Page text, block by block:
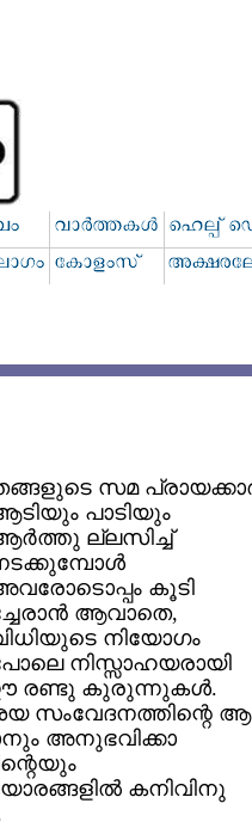
സമ
പാടിയും
ല്ലസിച്ച്
കൂടി
ആവാതെ,
നിയോഗം
നിസ്സാഹയരായി
രണ്ടു കുരുന്നുകള്‍.
ആ
അനുഭവിക്കാ
കനിവിനു